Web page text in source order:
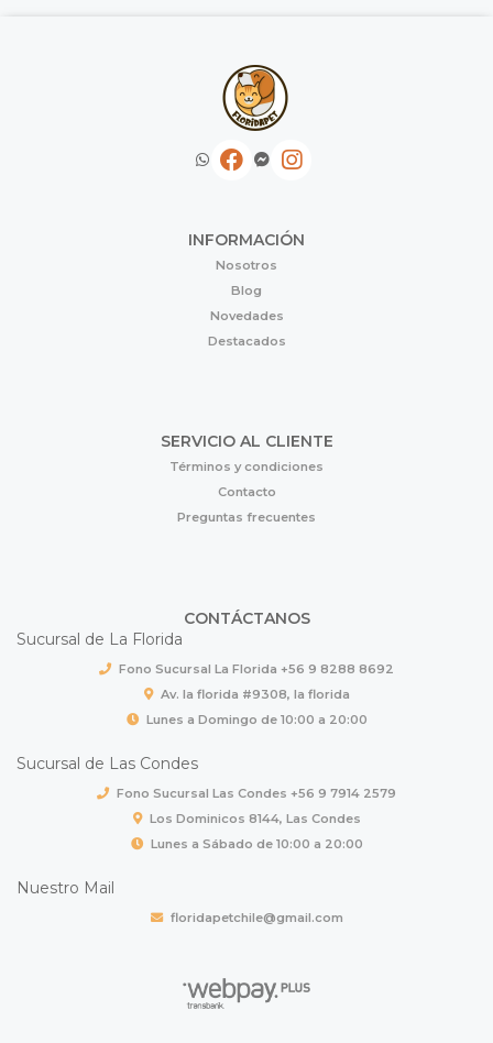
INFORMACIÓN
Nosotros
Blog
Novedades
Destacados
SERVICIO AL CLIENTE
Términos y condiciones
Contacto
Preguntas frecuentes
CONTÁCTANOS
Sucursal de La Florida
Fono Sucursal La Florida +56 9 8288 8692
Av. la florida #9308, la florida
Lunes a Domingo de 10:00 a 20:00
Sucursal de Las Condes
Fono Sucursal Las Condes +56 9 7914 2579
Los Dominicos 8144, Las Condes
Lunes a Sábado de 10:00 a 20:00
Nuestro Mail
floridapetchile@gmail.com